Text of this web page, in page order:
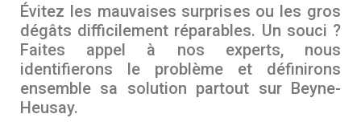
Évitez les mauvaises surprises ou les gros
dégâts difficilement réparables. Un souci ?
Faites appel à nos experts, nous
identifierons le problème et définirons
ensemble sa solution partout sur Beyne-
Heusay.